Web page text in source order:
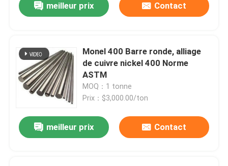
meilleur prix Contact
Monel 400 Barre ronde, alliage
de cuivre nickel 400 Norme
ASTM
MOQ：1 tonne
Prix：$3,000.00/ton
meilleur prix Contact